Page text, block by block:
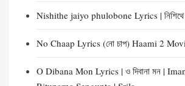
Nishithe jaiyo phulobone Lyrics | নিশিথে
No Chaap Lyrics (নো চাপ) Haami 2
O Dibana Mon Lyrics | ও দিবানা মন |